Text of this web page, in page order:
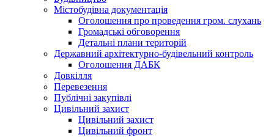
Містобудівна документація
Оголошення про проведення гром. слухань
Громадські обговорення
Детальні плани територій
Державний архітектурно-будівельний контроль
Оголошення ДАБК
Довкілля
Перевезення
Публічні закупівлі
Цивільний захист
Цивільний захист
Цивільний фронт